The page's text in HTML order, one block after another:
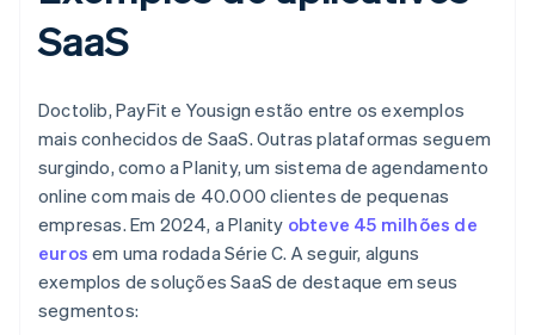
SaaS
Doctolib, PayFit e Yousign estão entre os exemplos
mais conhecidos de SaaS. Outras plataformas seguem
surgindo, como a Planity, um sistema de agendamento
online com mais de 40.000 clientes de pequenas
empresas. Em 2024, a Planity obteve 45 milhões de
euros em uma rodada Série C. A seguir, alguns
exemplos de soluções SaaS de destaque em seus
segmentos: